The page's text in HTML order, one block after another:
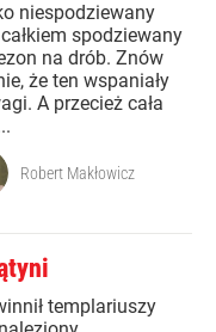
niespodziewany
spodziewany
na drób. Znów
że ten wspaniały
A przecież cała
Robert Makłowicz
templariuszy